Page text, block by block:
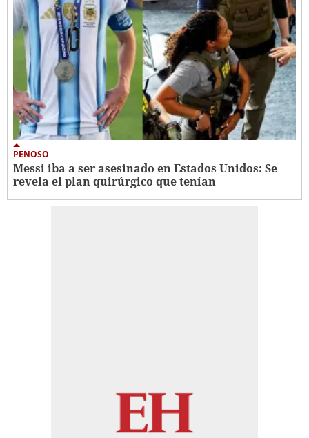
PENOSO
Messi iba a ser asesinado en Estados Unidos: Se
revela el plan quirúrgico que tenían